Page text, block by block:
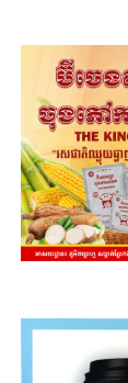
ព័ត៌មានអន្តរជាតិ
មេដឹកនាំសាសន
វាយប្រហារនៅណា
July 27, 2026